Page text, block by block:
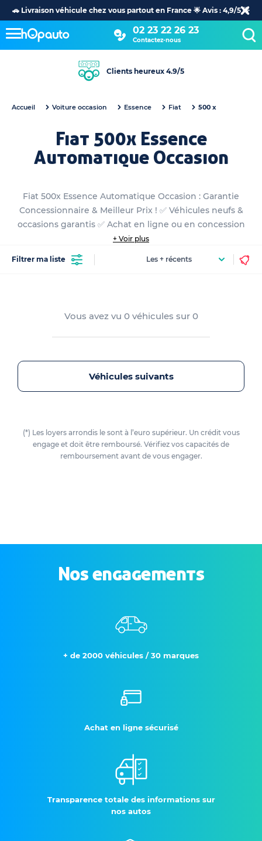
🚗 Livraison véhicule chez vous partout en France 🌟 Avis : 4,9/5 🌟
02 23 22 26 23
Contactez-nous
Clients heureux 4.9/5
Accueil Voiture occasion Essence Fiat 500 x
Fiat 500x Essence
Automatique Occasion
Fiat 500x Essence Automatique Occasion : Garantie
Concessionnaire & Meilleur Prix ! ✅ Véhicules neufs &
occasions garantis ✅ Achat en ligne ou en concession
+ Voir plus
Filtrer ma liste
Vous avez vu 0 véhicules sur 0
Véhicules suivants
(*) Les loyers arrondis le sont à l’euro supérieur. Un crédit vous
engage et doit être remboursé. Vérifiez vos capacités de
remboursement avant de vous engager.
Nos engagements
+ de 2000 véhicules / 30 marques
Achat en ligne sécurisé
Transparence totale des informations sur
nos autos